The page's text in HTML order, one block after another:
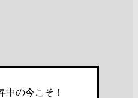
中の今こそ！